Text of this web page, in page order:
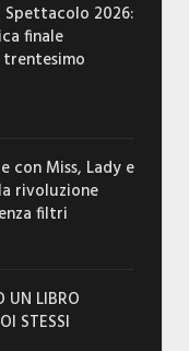
2026:
finale
con Miss, Lady e
rivoluzione
filtri
UN LIBRO
STESSI